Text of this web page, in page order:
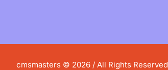
cmsmasters © 2026 / All Rights Reserved